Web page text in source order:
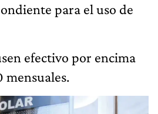
para el uso de
efectivo por encima
mensuales.